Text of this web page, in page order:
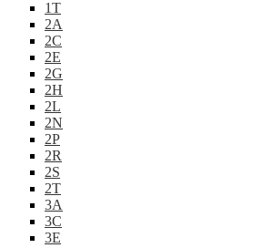
1T
2A
2C
2E
2G
2H
2L
2N
2P
2R
2S
2T
3A
3C
3E